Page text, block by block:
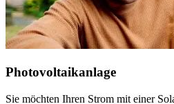
Photovoltaik­anlage
Sie möchten Ihren Strom mit einer